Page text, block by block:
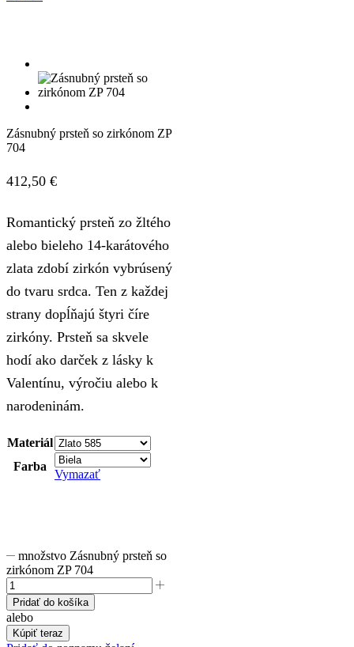
Zásnubný prsteň so zirkónom ZP
704
412,50 €
Romantický prsteň zo žltého
alebo bieleho 14-karátového
zlata zdobí zirkón vybrúsený
do tvaru srdca. Ten z každej
strany dopĺňajú štyri číre
zirkóny. Prsteň sa skvele
hodí ako darček z lásky k
Valentínu, výročiu alebo k
narodeninám.
Materiál
Farba
Vymazať
množstvo Zásnubný prsteň so
zirkónom ZP 704
Pridať do košíka
alebo
Kúpiť teraz